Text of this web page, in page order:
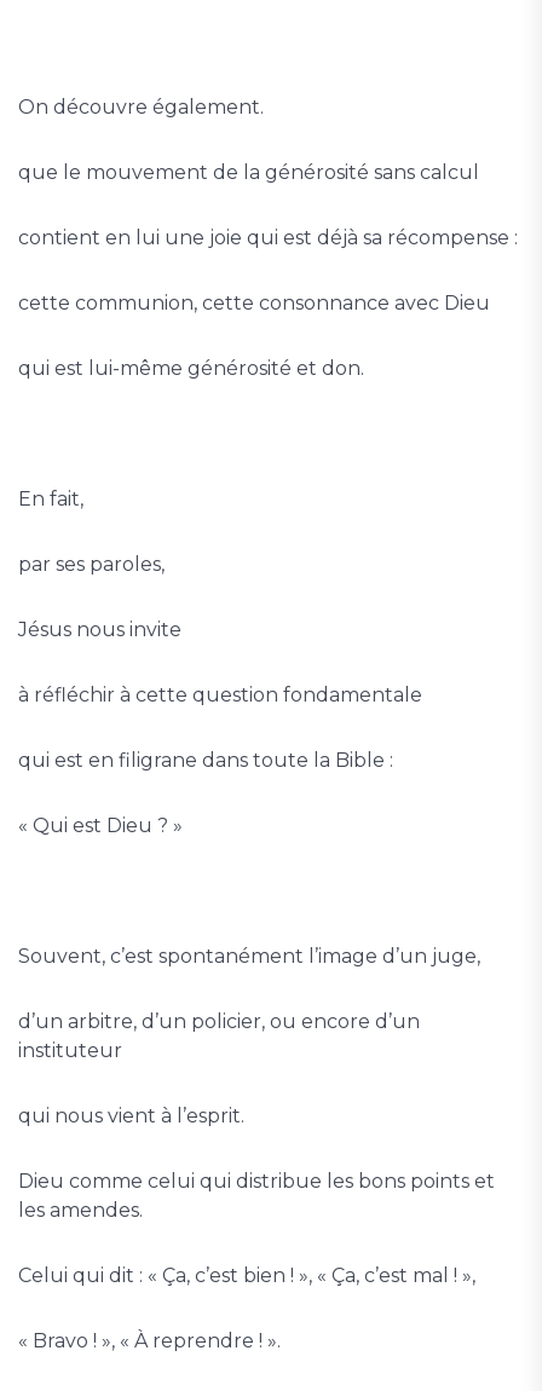
On découvre également.
que le mouvement de la générosité sans calcul
contient en lui une joie qui est déjà sa récompense :
cette communion, cette consonnance avec Dieu
qui est lui-même générosité et don.
En fait,
par ses paroles,
Jésus nous invite
à réfléchir à cette question fondamentale
qui est en filigrane dans toute la Bible :
« Qui est Dieu ? »
Souvent, c’est spontanément l’image d’un juge,
d’un arbitre, d’un policier, ou encore d’un
instituteur
qui nous vient à l’esprit.
Dieu comme celui qui distribue les bons points et
les amendes.
Celui qui dit : « Ça, c’est bien ! », « Ça, c’est mal ! »,
« Bravo ! », « À reprendre ! ».